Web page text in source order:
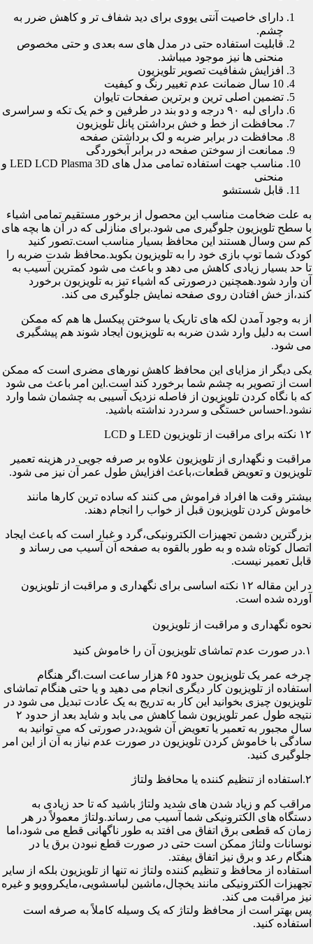
دارای خاصیت آنتی یووی برای دید شفاف تر و کاهش ضرر به
چشم.
قابلیت استفاده حتی در مدل های سه بعدی و حتی مخصوص
منحنی ها نیز موجود میباشد.
افزایش شفافیت تصویر تلویزیون
10 سال ضمانت عدم تغییر رنگ و کیفیت
تضمین اصلی ترین و برترین صفحات تایوان
دارای لبه ۹۰ درجه و دو بند در طرفین و خم یک تکه و سراسری
محافظت از خط و خش برداشتن پانل تلویزیون
محافظت در برابر ضربه و لک برداشتن صفحه
ممانعت از سوختن صفحه در برابر آبخوردگی
مناسب جهت استفاده تمامی مدل های LED LCD Plasma 3D و
منحنی
قابل شستشو
به علت ضخامت مناسب این محصول از برخور مستقیم تمامی اشیاء
با سطح تلویزیون جلوگیری می شود.برای منازلی که در آن ها بچه های
کم سن وسال هستند این محافظ بسیار مناسب است.تصور کنید
کودک شما توپ بازی خود را به تلویزیون بکوبد.محافظ شدت ضربه را
تا حد بسیار زیادی کاهش می دهد و باعث می شود کمترین آسیب به
آن وارد شود.همچنین درصورتی که اشیاء تیز به تلویزیون برخورد
کند،از خش افتادن روی صفحه نمایش جلوگیری می کند.
از به وجود آمدن لکه های تاریک یا سوختن پیکسل ها هم که ممکن
است به دلیل وارد شدن ضربه به تلویزیون ایجاد شوند هم پیشگیری
می شود.
یکی دیگر از مزایای این محافظ کاهش نورهای مضری است که ممکن
است از تصویر به چشم شما برخورد کند است.این امر باعث می شود
که با نگاه کردن تلویزیون از فاصله نزدیک آسیبی به چشمان شما وارد
نشود.احساس خستگی و سردرد نداشته باشید.
۱۲ نکته برای مراقبت از تلویزیون LED و LCD
مراقبت و نگهداری از تلویزیون علاوه بر صرفه جویی در هزینه تعمیر
تلویزیون و تعویض قطعات،باعث افزایش طول عمر آن نیز می شود.
بیشتر وقت ها افراد فراموش می کنند که ساده ترین کارها مانند
خاموش کردن تلویزیون قبل از خواب را انجام دهند.
بزرگترین دشمن تجهیزات الکترونیکی،گرد و غبار است که باعث ایجاد
اتصال کوتاه شده و به طور بالقوه به صفحه آن آسیب می رساند و
قابل تعمیر نیست.
در این مقاله ۱۲ نکته اساسی برای نگهداری و مراقبت از تلویزیون
آورده شده است.
نحوه نگهداری و مراقبت از تلویزیون
۱.در صورت عدم تماشای تلویزیون آن را خاموش کنید
چرخه عمر یک تلویزیون حدود ۶۵ هزار ساعت است.اگر هنگام
استفاده از تلویزیون کار دیگری انجام می دهید و یا حتی هنگام تماشای
تلویزیون چیزی بخوانید این کار به تدریج به یک عادت تبدیل می شود در
نتیجه طول عمر تلویزیون شما کاهش می یابد و شاید بعد از حدود ۲
سال مجبور به تعمیر یا تعویض آن شوید،در صورتی که می توانید به
سادگی با خاموش کردن تلویزیون در صورت عدم نیاز به آن از این امر
جلوگیری کنید.
۲.استفاده از تنظیم کننده یا محافظ ولتاژ
مراقب کم و زیاد شدن های شدید ولتاژ باشید که تا حد زیادی به
دستگاه های الکترونیکی شما آسیب می رساند.ولتاژ معمولاً در هر
زمان که قطعی برق اتفاق می افتد به طور ناگهانی قطع می شود،اما
نوسانات ولتاژ ممکن است حتی در صورت قطع نبودن برق یا در
هنگام رعد و برق نیز اتفاق بیفتد.
استفاده از محافظ و تنظیم کننده ولتاژ نه تنها از تلویزیون بلکه از سایر
تجهیزات الکترونیکی مانند یخچال،ماشین لباسشویی،مایکروویو و غیره
نیز مراقبت می کند.
پس بهتر است از محافظ ولتاژ که یک وسیله کاملاً به صرفه است
استفاده کنید.